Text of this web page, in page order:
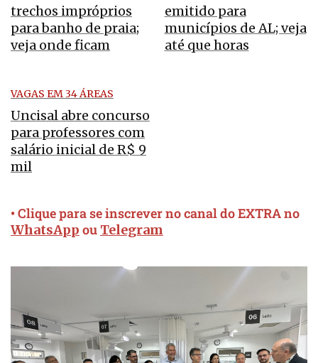
trechos impróprios
para banho de praia;
veja onde ficam
emitido para
municípios de AL; veja
até que horas
VAGAS EM 34 ÁREAS
Uncisal abre concurso
para professores com
salário inicial de R$ 9
mil
• Clique para se inscrever no canal do EXTRA no
WhatsApp ou Telegram